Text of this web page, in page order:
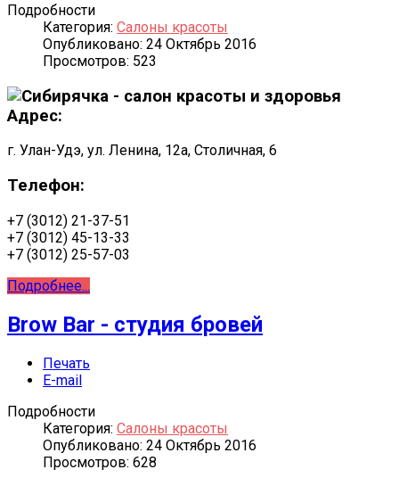
Подробности
Категория: Салоны красоты
Опубликовано: 24 Октябрь 2016
Просмотров: 523
Адрес:
г. Улан-Удэ, ул. Ленина, 12а, Столичная, 6
Телефон:
+7 (3012) 21-37-51
+7 (3012) 45-13-33
+7 (3012) 25-57-03
Подробнее...
Brow Bar - студия бровей
Печать
E-mail
Подробности
Категория: Салоны красоты
Опубликовано: 24 Октябрь 2016
Просмотров: 628